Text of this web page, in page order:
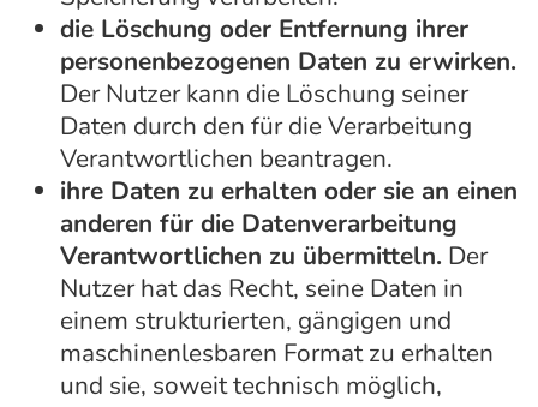
die Löschung oder Entfernung ihrer
personenbezogenen Daten zu erwirken.
Der Nutzer kann die Löschung seiner
Daten durch den für die Verarbeitung
Verantwortlichen beantragen.
ihre Daten zu erhalten oder sie an einen
anderen für die Datenverarbeitung
Verantwortlichen zu übermitteln. Der
Nutzer hat das Recht, seine Daten in
einem strukturierten, gängigen und
maschinenlesbaren Format zu erhalten
und sie, soweit technisch möglich,